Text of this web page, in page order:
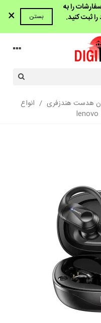
را به
ثبت کنید.
بستن ×
هدست هندزفری / انواع